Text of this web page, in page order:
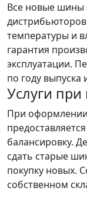
Все новые шины
дистрибьюторов
температуры и
гарантия
эксплуатации.
по году выпуска
Услуги при
При
балансировку.
сдать старые
покупку новых.
собственном